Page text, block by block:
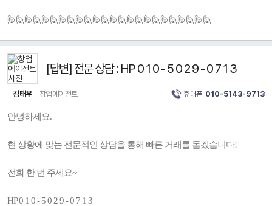
🙋🙋🙋🙋🙋🙋🙋🙋🙋🙋🙋🙋🙋🙋🙋🙋🙋🙋🙋🙋🙋🙋🙋🙋
[답변] 전문 상담 : HP 0 1 0 - 5 0 2 9 - 0 7 1 3
김태우 창업에이전트 휴대폰 010-5143-9713
안녕하세요.
현 상황에 맞는 전문적인 상담을 통해 빠른 거래를 돕겠습니다!
전화 한 번 주세요~
HP 0 1 0 - 5 0 2 9 - 0 7 1 3